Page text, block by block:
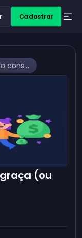
Cadastrar
Como conseguir Hulu de graça (ou muito barato)
(ou